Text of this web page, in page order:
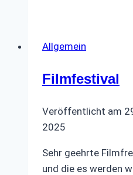
Allgemein
Filmfestival
Veröffentlicht am
2025
Sehr geehrte
und die es werden